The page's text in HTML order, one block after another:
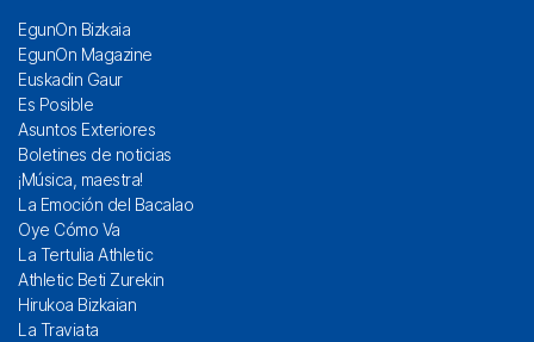
EgunOn Bizkaia
EgunOn Magazine
Euskadin Gaur
Es Posible
Asuntos Exteriores
Boletines de noticias
¡Música, maestra!
La Emoción del Bacalao
Oye Cómo Va
La Tertulia Athletic
Athletic Beti Zurekin
Hirukoa Bizkaian
La Traviata